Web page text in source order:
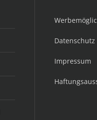
Datenschutz
Impressum